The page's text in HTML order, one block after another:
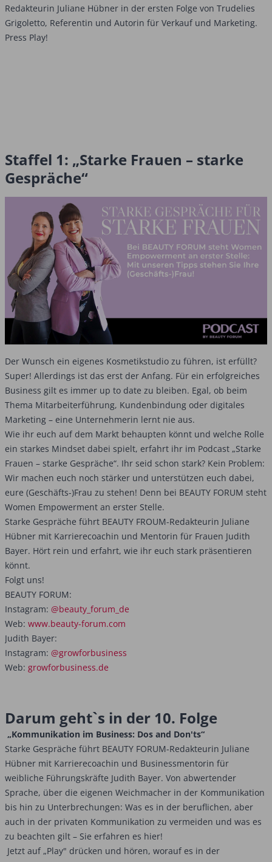
Redakteurin Juliane Hübner in der ersten Folge von Trudelies
Grigoletto, Referentin und Autorin für Verkauf und Marketing.
Press Play!
Staffel 1: „Starke Frauen – starke
Gespräche“
Der Wunsch ein eigenes Kosmetikstudio zu führen, ist erfüllt?
Super! Allerdings ist das erst der Anfang. Für ein erfolgreiches
Business gilt es immer up to date zu bleiben. Egal, ob beim
Thema Mitarbeiterführung, Kundenbindung oder digitales
Marketing – eine Unternehmerin lernt nie aus.
Wie ihr euch auf dem Markt behaupten könnt und welche Rolle
ein starkes Mindset dabei spielt, erfahrt ihr im Podcast „Starke
Frauen – starke Gespräche“. Ihr seid schon stark? Kein Problem:
Wir machen euch noch stärker und unterstützen euch dabei,
eure (Geschäfts-)Frau zu stehen! Denn bei BEAUTY FORUM steht
Women Empowerment an erster Stelle.
Starke Gespräche führt BEAUTY FROUM-Redakteurin Juliane
Hübner mit Karrierecoachin und Mentorin für Frauen Judith
Bayer. Hört rein und erfahrt, wie ihr euch stark präsentieren
könnt.
Folgt uns!
BEAUTY FORUM:
Instagram: @beauty_forum_de
Web: www.beauty-forum.com
Judith Bayer:
Instagram: @growforbusiness
Web: growforbusiness.de
Darum geht`s in der 10. Folge
„Kommunikation im Business: Dos and Don'ts“
Starke Gespräche führt BEAUTY FORUM-Redakteurin Juliane
Hübner mit Karrierecoachin und Businessmentorin für
weibliche Führungskräfte Judith Bayer. Von abwertender
Sprache, über die eigenen Weichmacher in der Kommunikation
bis hin zu Unterbrechungen: Was es in der beruflichen, aber
auch in der privaten Kommunikation zu vermeiden und was es
zu beachten gilt – Sie erfahren es hier!
Jetzt auf „Play" drücken und hören, worauf es in der